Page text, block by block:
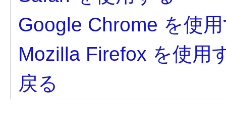
Google Chrome を使
Mozilla Firefox を使用
戻る